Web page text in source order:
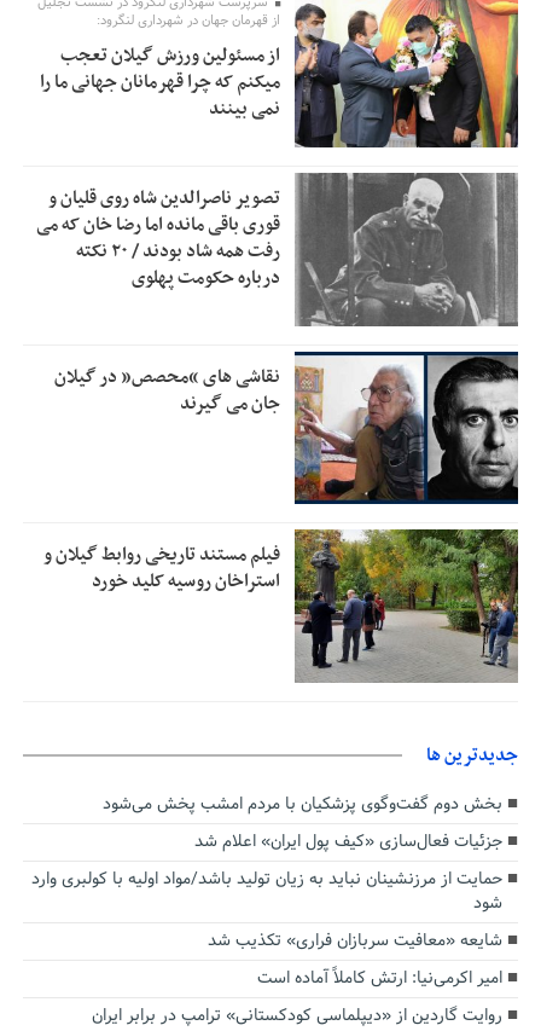
اولویت‌های گیلان پرداخت شود
2:53
زمان جلسه سرنوشت‌ساز هیات رئیسه فدراسیون فوتبال با حضور
قلعه‌نویی مشخص شد
2:50
دفتر رهبر انقلاب: مطالب خارج از مراجع رسمی فاقد سندیت
2:46
بقائی: فضای مذاکرات فنی و سیاسی ایران و عمان درباره تنگه
هرمز، مثبت است
رئیس سازمان جهاد کشاورزی استان: کشاورزان گیلان نسبت به
دریافت یارانه کود اقدام کنند
1:00 تمدید مهلت اظهارنامه‌های مالیاتی سال ۱۴۰۴ تا پایان شهریورماه
از قهرمان جهان در شهرداری لنگرود:
از مسئولین ورزش گیلان تعجب
میکنم که چرا قهرمانان جهانی ما را
نمی بینند
تصویر ناصرالدین شاه روی قلیان و
قوری باقی مانده اما رضا خان که می
رفت همه شاد بودند / ۲۰ نکته
درباره حکومت پهلوی
نقاشی های “محصص” در گیلان
جان می گیرند
فیلم مستند تاریخی روابط گیلان و
استراخان روسیه کلید خورد
جديدترين ها
بخش دوم گفت‌وگوی پزشکیان با مردم امشب پخش می‌شود
جزئیات فعال‌سازی «کیف پول ایران» اعلام شد
حمایت از مرزنشینان نباید به زیان تولید باشد/مواد اولیه با کولبری وارد
شود
شایعه «معافیت سربازان فراری» تکذیب شد
امیر اکرمی‌نیا: ارتش کاملاً آماده است
روایت گاردین از «دیپلماسی کودکستانی» ترامپ در برابر ایران